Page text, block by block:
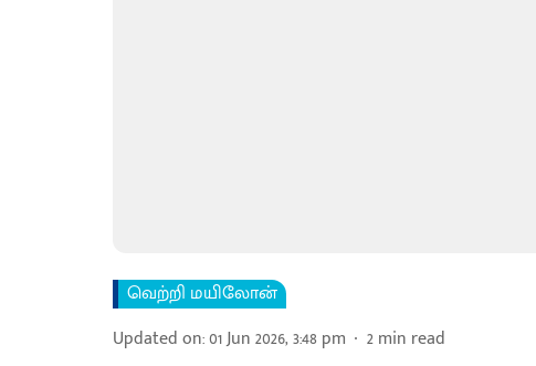
வெற்றி மயிலோன்
Updated on:01 Jun 2026, 3:48 pm 2min read